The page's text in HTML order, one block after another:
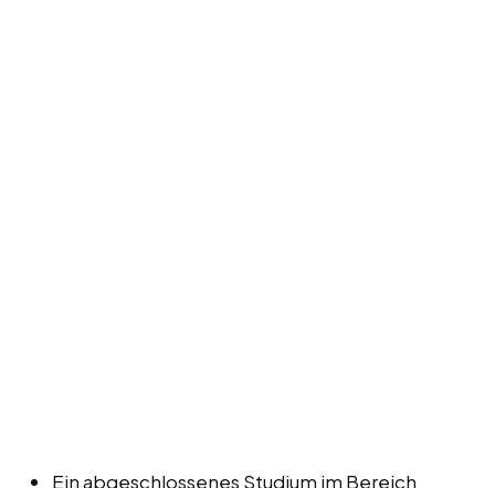
Ein abgeschlossenes Studium im Bereich